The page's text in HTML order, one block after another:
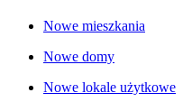
Nowe mieszkania
Nowe domy
Nowe lokale użytkowe